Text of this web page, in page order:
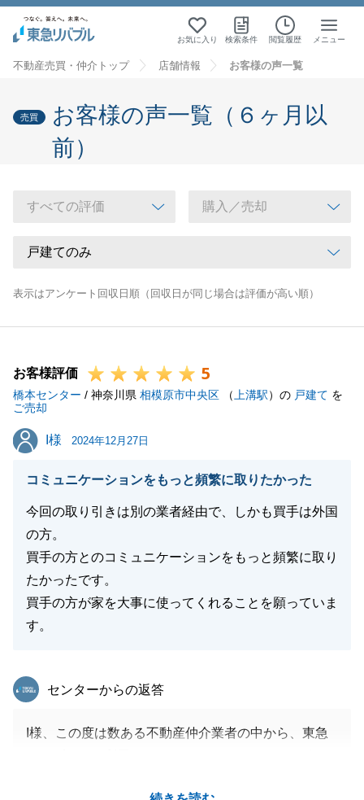
お気に入り 検索条件 閲覧履歴 メニュー
不動産売買・仲介トップ 店舗情報 お客様の声一覧
売買
お客様の声一覧（６ヶ月以
前）
表示はアンケート回収日順（回収日が同じ場合は評価が高い順）
お客様評価 5
橋本センター / 神奈川県 相模原市中央区 （ 上溝駅）の 戸建て を
ご売却
I様
I様 2024年12月27日
コミュニケーションをもっと頻繁に取りたかった
今回の取り引きは別の業者経由で、しかも買手は外国
の方。
買手の方とのコミュニケーションをもっと頻繁に取り
たかったです。
買手の方が家を大事に使ってくれることを願っていま
す。
東急リバブル
センターからの返答
I様、この度は数ある不動産仲介業者の中から、東急